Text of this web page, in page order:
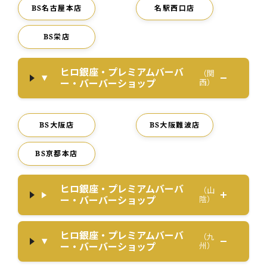
BS名古屋本店 名駅西口店
BS栄店
ヒロ銀座・プレミアムバーバ
ー・バーバーショップ
（関
西）
BS大阪店 BS大阪難波店
BS京都本店
ヒロ銀座・プレミアムバーバ
ー・バーバーショップ
（山
陰）
ヒロ銀座・プレミアムバーバ
ー・バーバーショップ
（九
州）